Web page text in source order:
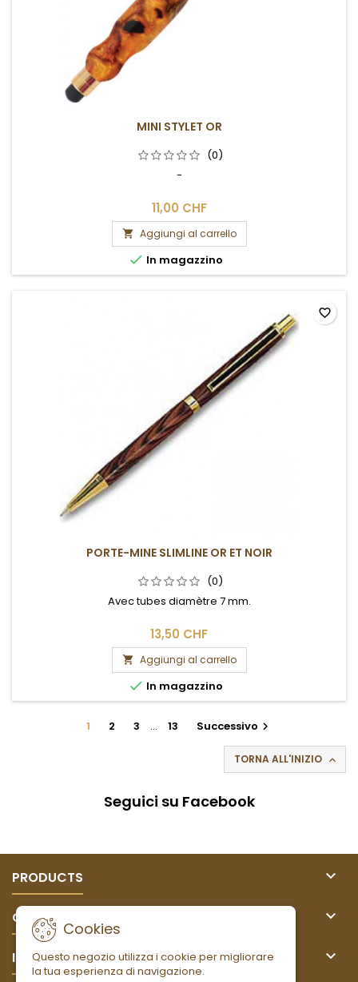
MINI STYLET OR
(0)
-
11,00 CHF
 Aggiungi al carrello
 In magazzino
PORTE-MINE SLIMLINE OR ET NOIR
(0)
Avec tubes diamètre 7 mm.
13,50 CHF
 Aggiungi al carrello
 In magazzino
favorite_border
1 2 3 … 13 Successivo 
TORNA ALL'INIZIO 
Seguici su Facebook
PRODUCTS 
OUR COMPANY 
IL TUO ACCOUNT 
Cookies
Questo negozio utilizza i cookie per migliorare
la tua esperienza di navigazione.